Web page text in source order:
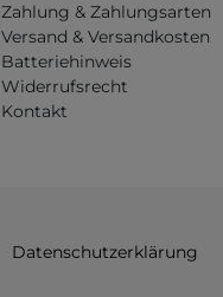
Zahlung & Zahlungsarten
Versand & Versandkosten
Batteriehinweis
Widerrufsrecht
Kontakt
Daten­schutz­erklärung